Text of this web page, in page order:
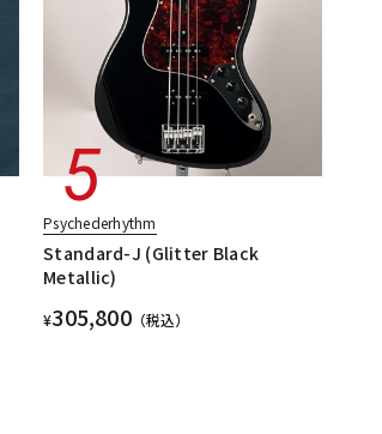
Psychederhythm
Standard-J (Glitter Black
Metallic)
¥305,800（税込）